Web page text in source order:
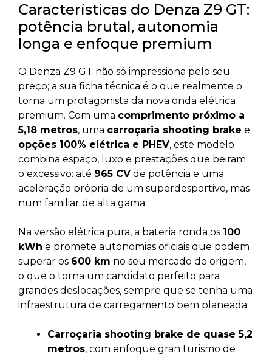
Características do Denza Z9 GT:
potência brutal, autonomia
longa e enfoque premium
O Denza Z9 GT não só impressiona pelo seu
preço; a sua ficha técnica é o que realmente o
torna um protagonista da nova onda elétrica
premium. Com uma comprimento próximo a
5,18 metros, uma carroçaria shooting brake e
opções 100% elétrica e PHEV, este modelo
combina espaço, luxo e prestações que beiram
o excessivo: até 965 CV de potência e uma
aceleração própria de um superdesportivo, mas
num familiar de alta gama.
Na versão elétrica pura, a bateria ronda os 100
kWh e promete autonomias oficiais que podem
superar os 600 km no seu mercado de origem,
o que o torna um candidato perfeito para
grandes deslocações, sempre que se tenha uma
infraestrutura de carregamento bem planeada.
Carroçaria shooting brake de quase 5,2
metros, com enfoque gran turismo de